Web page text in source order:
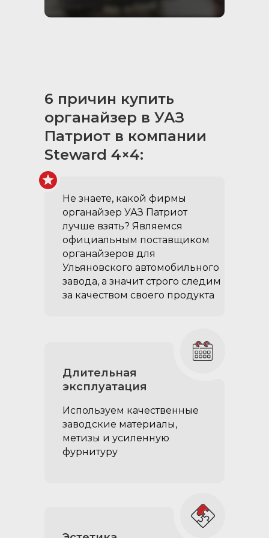
Усиленные
направляющие ящиков‎:
грузоподъёмность до 50кг,
Петли боковых крышек
с возможностью
открывания на 175°:
обеспечивают более
комфортную эксплуатацию
боковых отсеков
органайзера; больший
6 причин купить
органайзер в УАЗ
Патриот в компании
Steward 4×4:
Не знаете, какой фирмы
органайзер УАЗ Патриот
лучше взять? Являемся
официальным поставщиком
органайзеров для
Ульяновского автомобильного
завода, а значит строго следим
за качеством своего продукта
Длительная
эксплуатация
Используем качественные
заводские материалы,
метизы и усиленную
фурнитуру